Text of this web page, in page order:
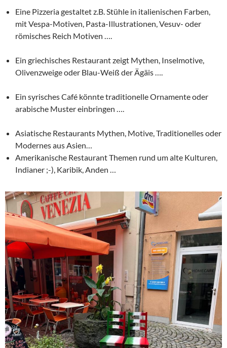
Eine Pizzeria gestaltet z.B. Stühle in italienischen Farben,
mit Vespa-Motiven, Pasta-Illustrationen, Vesuv- oder
römisches Reich Motiven ….
Ein griechisches Restaurant zeigt Mythen, Inselmotive,
Olivenzweige oder Blau-Weiß der Ägäis ….
Ein syrisches Café könnte traditionelle Ornamente oder
arabische Muster einbringen ….
Asiatische Restaurants Mythen, Motive, Traditionelles oder
Modernes aus Asien…
Amerikanische Restaurant Themen rund um alte Kulturen,
Indianer ;-), Karibik, Anden …